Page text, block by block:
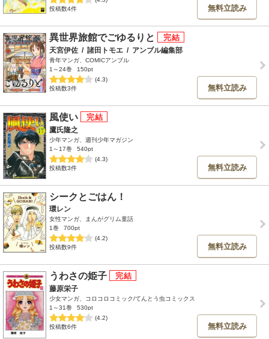
投稿数4件
無料立読み
異世界旅館でごゆるりと
天宮伊佐 / 諸田トモエ / アンブル編集部
青年マンガ、COMICアンブル
1～24巻
150pt
(4.3)
投稿数3件
無料立読み
風使い
鷹氏隆之
少年マンガ、週刊少年マガジン
1～17巻
540pt
(4.3)
投稿数3件
無料立読み
シークとごはん！
環レン
女性マンガ、まんがグリム童話
1巻
700pt
(4.2)
投稿数9件
無料立読み
うわさの姫子
藤原栄子
少女マンガ、コロコロコミック/てんとう虫コミックス
1～31巻
530pt
(4.2)
投稿数6件
無料立読み